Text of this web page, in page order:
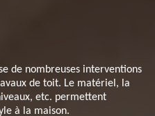
de nombreuses interventions
de toit. Le matériel, la
etc. permettent
à la maison.